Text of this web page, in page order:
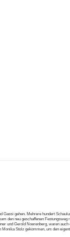
Gassi gehen. Mehrere hundert
den neu geschaffenen Festungsweg
und Gerold Noerenberg, waren auch
Stolz gekommen, um den